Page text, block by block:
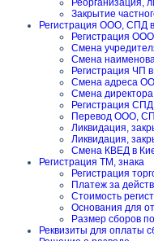
Реорганизация,
Закрытие
Регистрация ООО, СПД
Регистрация
Смена
Смена
Регистрация ЧП
Смена адреса
Смена
Регистрация
Перевод ООО,
Ликвидация,
Ликвидация,
Смена КВЕД в
Регистрация ТМ, знака
Регистрация
Платеж за
Стоимость
Основания для
Размер сборов
Реквизиты для оплаты